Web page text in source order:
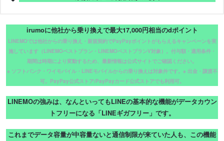
irumoに他社から乗り換えで最大17,000円相当のdポイント
LINEMOでは他社からの乗り換え・新規契約でPayPayポイントがもらえるキャンペーンを実
施しています（LINEMOベストプラン・LINEMOベストプランV対象）。付与額・適用条件・
期間は時期により変動するため、最新情報は公式サイトでご確認ください。
※ ソフトバンク・ワイモバイル・LINEモバイルからの乗り換えは対象外です。※ 出金・譲渡不
可。PayPay公式ストア/PayPayカード公式ストアでも利用可。
LINEMOの強みは、なんといってもLINEの基本的な機能がデータカウン
トフリーになる「LINEギガフリー」です。
これまでデータ容量が中容量ないと通信制限が来ていた人も、この機能